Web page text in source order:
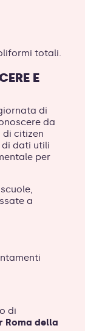
totali.
E
di
da
citizen
di dati utili
per
a
di
Roma della